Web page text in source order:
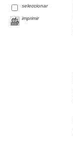
seleccionar
imprimir